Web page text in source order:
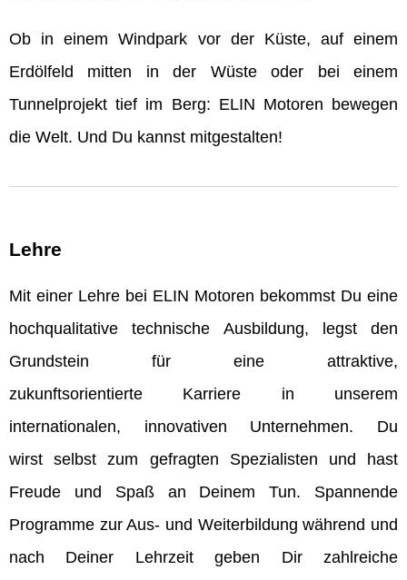
Ob in einem Windpark vor der Küste, auf einem
Erdölfeld mitten in der Wüste oder bei einem
Tunnelprojekt tief im Berg: ELIN Motoren bewegen
die Welt. Und Du kannst mitgestalten!
Lehre
Mit einer Lehre bei ELIN Motoren bekommst Du eine
hochqualitative technische Ausbildung, legst den
Grundstein für eine attraktive,
zukunftsorientierte Karriere in unserem
internationalen, innovativen Unternehmen. Du
wirst selbst zum gefragten Spezialisten und hast
Freude und Spaß an Deinem Tun. Spannende
Programme zur Aus- und Weiterbildung während und
nach Deiner Lehrzeit geben Dir zahlreiche